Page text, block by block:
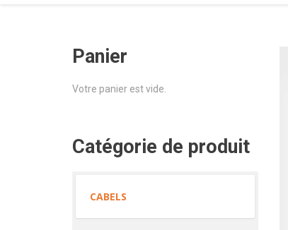
Panier
Votre panier est vide.
Catégorie de produit
CABELS